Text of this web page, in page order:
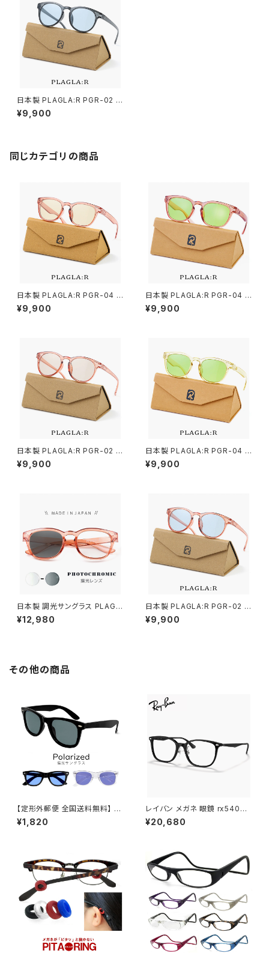
日本製 PLAGLA:R PGR-02 C
LEAR GREY / LIGHT BLUE
プラグラ サングラス ライトカラ
エシカル ファッション リサイク
ル 商品 消費 エコ ボストン型 ク
¥9,900
同じカテゴリの商品
日本製 PLAGLA:R PGR-04 C
LEAR ROSE / LIGHT BROW
N プラグラ サングラス ライトカ
s エシカル ファッション リサイ
クル 商品 消費 エコ ウェリント
ン型 クリア ローズ フレーム
¥9,900
日本製 PLAGLA:R PGR-04 C
LEAR ROSE / GREEN プラグ
ラ サングラス ライトカラー 薄い
消費 エコ ウェリントン型 クリア
ローズ フレーム
¥9,900
日本製 PLAGLA:R PGR-02 C
LEAR ROSE / LIGHT BROW
N プラグラ サングラス ライトカ
クル 商品 消費 エコ ボストン型
¥9,900
日本製 PLAGLA:R PGR-04 C
LEAR YELLOW / GREEN プラ
グラ サングラス ライトカラー 薄
カル ファッション リサイクル 商
品 消費 エコ ウェリントン型 ク
リア イエロー フレーム
¥9,900
日本製 調光サングラス PLAGL
A:R PGR-04 CLEAR ROSE /
CLEAR to GREY プラグラ 調光
サイクル エコ ウェリントン型 ク
¥12,980
日本製 PLAGLA:R PGR-02 C
LEAR ROSE / LIGHT BLUE
プラグラ サングラス ライトカラ
¥9,900
その他の商品
【定形外郵便 全国送料無料】 g
c355 メンズ 偏光サングラス 偏
光 レンズ サングラス UVカット
¥1,820
レイバン メガネ 眼鏡 rx5403d
5725 54mm Ray-Ban 眼鏡
メンズ レディース ユニセックス
少し 大きめ 大きい サイズ ダミ
ーレンズ発送
¥20,680